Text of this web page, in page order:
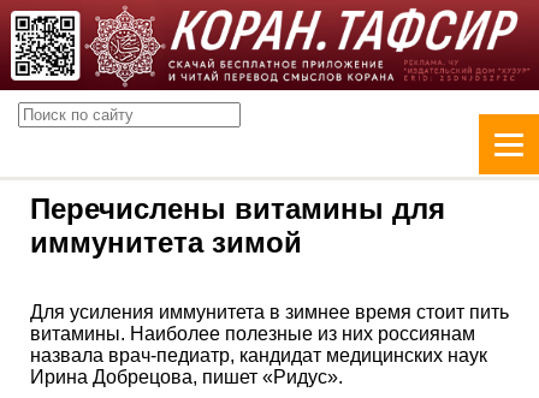
Перечислены витамины для
иммунитета зимой
Для усиления иммунитета в зимнее время стоит пить
витамины. Наиболее полезные из них россиянам
назвала врач-педиатр, кандидат медицинских наук
Ирина Добрецова, пишет «Ридус».